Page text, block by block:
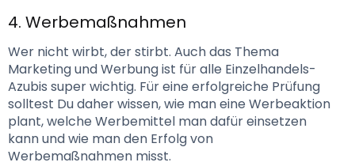
4. Werbemaßnahmen
Wer nicht wirbt, der stirbt. Auch das Thema
Marketing und Werbung ist für alle Einzelhandels-
Azubis super wichtig. Für eine erfolgreiche Prüfung
solltest Du daher wissen, wie man eine Werbeaktion
plant, welche Werbemittel man dafür einsetzen
kann und wie man den Erfolg von
Werbemaßnahmen misst.